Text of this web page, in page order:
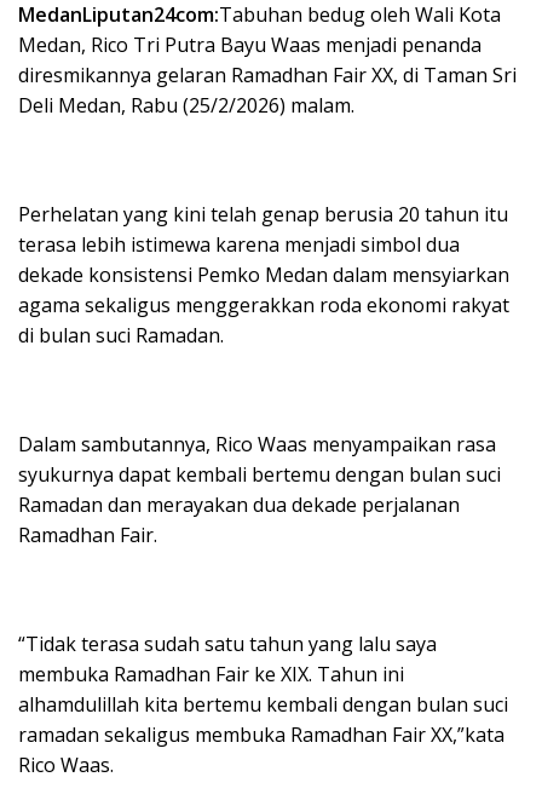
MedanLiputan24com:Tabuhan bedug oleh Wali Kota
Medan, Rico Tri Putra Bayu Waas menjadi penanda
diresmikannya gelaran Ramadhan Fair XX, di Taman Sri
Deli Medan, Rabu (25/2/2026) malam.
Perhelatan yang kini telah genap berusia 20 tahun itu
terasa lebih istimewa karena menjadi simbol dua
dekade konsistensi Pemko Medan dalam mensyiarkan
agama sekaligus menggerakkan roda ekonomi rakyat
di bulan suci Ramadan.
Dalam sambutannya, Rico Waas menyampaikan rasa
syukurnya dapat kembali bertemu dengan bulan suci
Ramadan dan merayakan dua dekade perjalanan
Ramadhan Fair.
“Tidak terasa sudah satu tahun yang lalu saya
membuka Ramadhan Fair ke XIX. Tahun ini
alhamdulillah kita bertemu kembali dengan bulan suci
ramadan sekaligus membuka Ramadhan Fair XX,”kata
Rico Waas.